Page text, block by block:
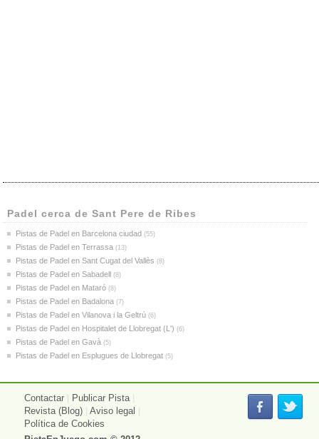
Padel cerca de Sant Pere de Ribes
Pistas de Padel en Barcelona ciudad (55)
Pistas de Padel en Terrassa (13)
Pistas de Padel en Sant Cugat del Vallès (8)
Pistas de Padel en Sabadell (8)
Pistas de Padel en Mataró (8)
Pistas de Padel en Badalona (7)
Pistas de Padel en Vilanova i la Geltrú (6)
Pistas de Padel en Hospitalet de Llobregat (L') (6)
Pistas de Padel en Gavà (5)
Pistas de Padel en Esplugues de Llobregat (5)
Contactar Publicar Pista
Revista (Blog)
Aviso legal
Política de Cookies